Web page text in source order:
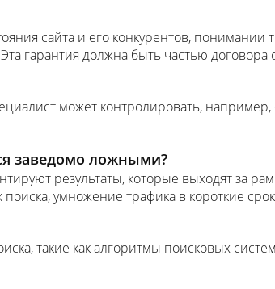
сайта и его конкурентов, понимании
гарантия должна быть частью договора
может контролировать,
заведомо ложными?
результаты, которые выходят за
умножение трафика в короткие
такие как алгоритмы поисковых